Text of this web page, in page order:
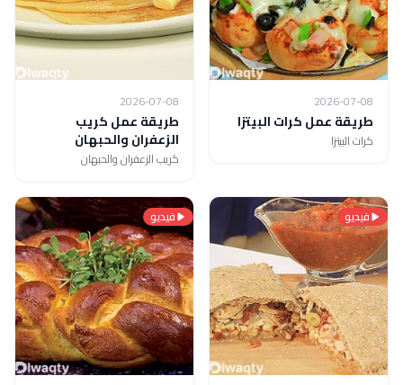
2026-07-08
طريقة عمل كرات البيتزا
كرات البيتزا
2026-07-08
طريقة عمل كريب
الزعفران والحبهان
كريب الزعفران والحبهان
فيديو فيديو